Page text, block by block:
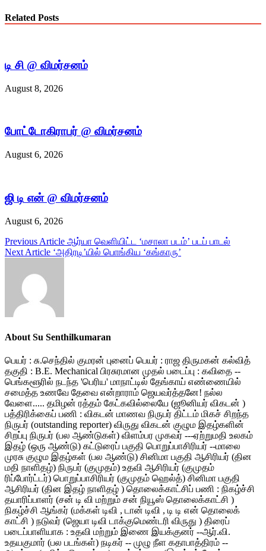
Related Posts
டி சி @ விமர்சனம்
August 8, 2026
போட்டோகிராபர் @ விமர்சனம்
August 6, 2026
ஜி டி என் @ விமர்சனம்
August 6, 2026
Post
navigation
Previous Article ஆர்யா வெளியிட்ட ‘மசாலா படம்’ படப் பாடல்
Next Article ‘அதிரடி’யில் பொங்கிய ‘கங்காரு’
About Su Senthilkumaran
பெயர் : சு.செந்தில் குமரன் புனைப் பெயர் : ராஜ திருமகன் கல்வித்
தகுதி : B.E. Mechanical பிரசுரமான முதல் படைப்பு : கவிதை --
பெங்களூரில் நடந்த 'பெரிய' மாநாட்டில் தேங்காய் எண்ணையில்
சமைத்த உணவே தேவை என்றாராம் ஜெயவர்த்தனே! நல்ல
வேளை..... தமிழன் ரத்தம் கேட்கவில்லையே (ஜூனியர் விகடன் )
பத்திரிக்கைப் பணி : விகடன் மாணவ நிருபர் திட்டம் மிகச் சிறந்த
நிருபர் (outstanding reporter) விருது விகடன் குழும இதழ்களின்
சிறப்பு நிருபர் (பல ஆண்டுகள்) விளம்பர முகவர் ---ஏற்றுமதி உலகம்
இதழ் (ஒரு ஆண்டு) கட்டுரைப் பகுதி பொறுப்பாசிரியர் --மாலை
முரசு குழும இதழ்கள் (பல ஆண்டு) சினிமா பகுதி ஆசிரியர் (தின
மதி நாளிதழ்) நிருபர் (குமுதம்) உதவி ஆசிரியர் (குமுதம்
ரிப்போர்ட்டர்) பொறுப்பாசிரியர் (குமுதம் ஹெல்த்) சினிமா பகுதி
ஆசிரியர் (தின இதழ் நாளிதழ் ) தொலைக்காட்சிப் பணி : நிகழ்ச்சி
தயாரிப்பாளர் (சன் டி வி மற்றும் சன் நியூஸ் தொலைக்காட்சி )
நிகழ்ச்சி ஆங்கர் (மக்கள் டிவி , டான் டிவி , டி டி என் தொலைக்
காட்சி ) நடுவர் (ஜெயா டிவி டாக்குமெண்டரி விருது ) திரைப்
படைப்பாளியாக : உதவி மற்றும் இணை இயக்குனர் --ஆர்.வி.
உதயகுமார் (பல படங்கள்) நடிகர் -- முழு நீள கதாபாத்திரம் --